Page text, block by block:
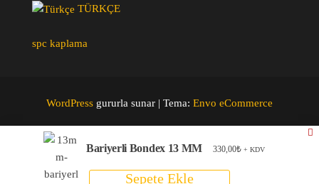
TÜRKÇE
spc kaplama
WordPress gururla sunar | Tema: Envo eCommerce
Bariyerli Bondex 13 MM 330,00₺ + KDV
Sepete Ekle